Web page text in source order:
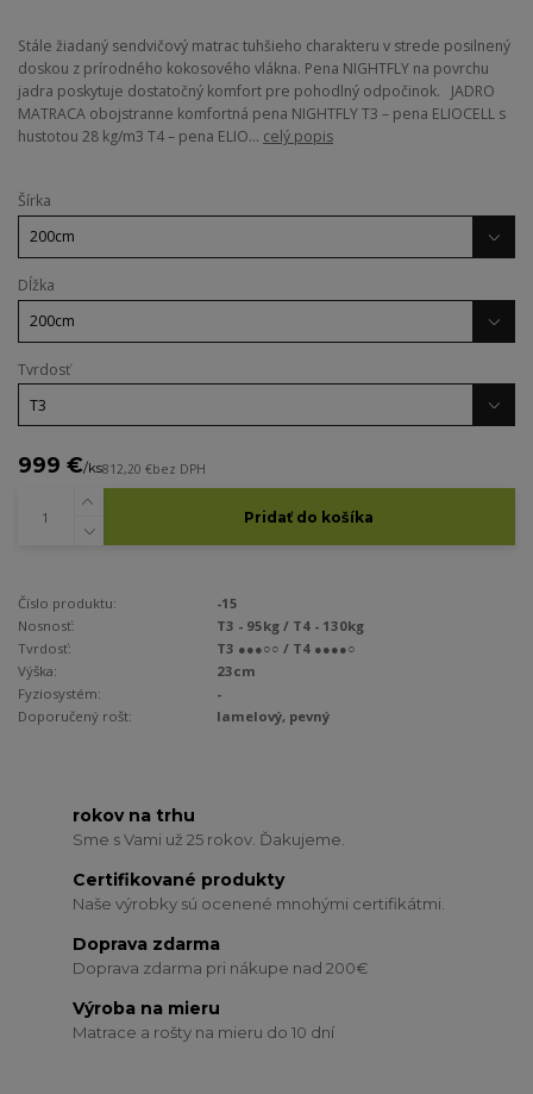
Stále žiadaný sendvičový matrac tuhšieho charakteru v strede posilnený
doskou z prírodného kokosového vlákna. Pena NIGHTFLY na povrchu
jadra poskytuje dostatočný komfort pre pohodlný odpočinok. JADRO
MATRACA obojstranne komfortná pena NIGHTFLY T3 – pena ELIOCELL s
hustotou 28 kg/m3 T4 – pena ELIO... celý popis
Šírka
Dĺžka
Tvrdosť
999 €/ks812,20 €bez DPH
Pridať do košíka
Číslo produktu:
-15
Nosnosť:
T3 - 95kg / T4 - 130kg
Tvrdosť:
T3 ●●●○○ / T4 ●●●●○
Výška:
23cm
Fyziosystém:
-
Doporučený rošt:
lamelový, pevný
rokov na trhu
Sme s Vami už 25 rokov. Ďakujeme.
Certifikované produkty
Naše výrobky sú ocenené mnohými certifikátmi.
Doprava zdarma
Doprava zdarma pri nákupe nad 200€
Výroba na mieru
Matrace a rošty na mieru do 10 dní